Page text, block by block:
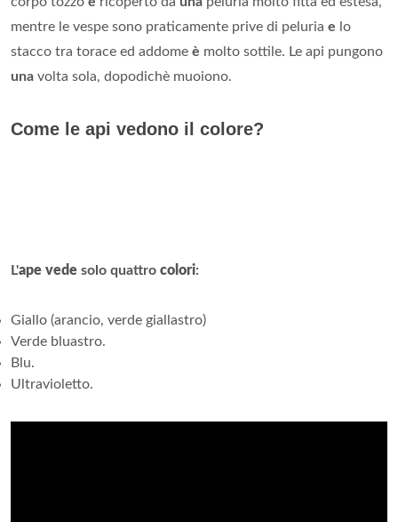
mentre le vespe sono praticamente prive di peluria e lo
stacco tra torace ed addome è molto sottile. Le api pungono
una volta sola, dopodichè muoiono.
Come le api vedono il colore?
L'ape vede solo quattro colori:
Giallo (arancio, verde giallastro)
Verde bluastro.
Blu.
Ultravioletto.